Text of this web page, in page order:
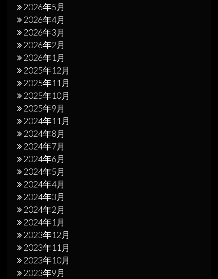
2026年5月
2026年4月
2026年3月
2026年2月
2026年1月
2025年12月
2025年11月
2025年10月
2025年9月
2024年11月
2024年8月
2024年7月
2024年6月
2024年5月
2024年4月
2024年3月
2024年2月
2024年1月
2023年12月
2023年11月
2023年10月
2023年9月